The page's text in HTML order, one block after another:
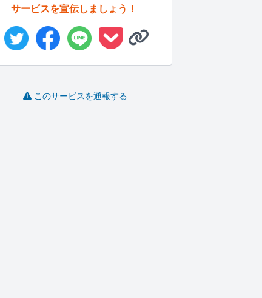
サービスを宣伝しましょう！
このサービスを通報する